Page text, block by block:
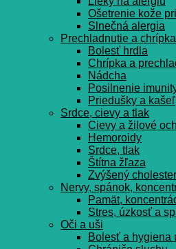
Ošetrenie kože
Slnečná alergia
Prechladnutie a chrípka
Bolesť hrdla
Chrípka a
Nádcha
Posilnenie
Priedušky a kašeľ
Srdce, cievy a tlak
Cievy a žilové
Hemoroidy
Srdce, tlak
Štítna žľaza
Zvýšený
Nervy, spánok,
Pamät,
Stres, úzkosť a
Oči a uši
Bolesť a hygiena